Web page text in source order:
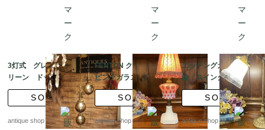
3灯式 グレイッシュグ
リーン ドットグラ
ス ハンギングランプ
SOLD
antique shop at's
FENTON クランベリー
ピンクガラス テーブ
ルランプ|コインドット
&クランベリードット
シェード
SOLD
antique shop at's
エッチングガラスと真
鍮 スイングデスクラ
ンプ
SOLD
antique shop at's